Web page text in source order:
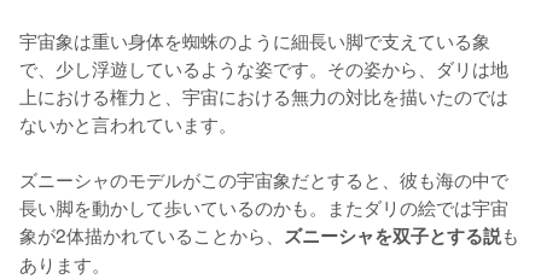
宇宙象は重い身体を蜘蛛のように細長い脚で支えている象
で、少し浮遊しているような姿です。その姿から、ダリは地
上における権力と、宇宙における無力の対比を描いたのでは
ないかと言われています。
ズニーシャのモデルがこの宇宙象だとすると、彼も海の中で
長い脚を動かして歩いているのかも。またダリの絵では宇宙
象が2体描かれていることから、 ズニーシャを双子とする説も
あります。